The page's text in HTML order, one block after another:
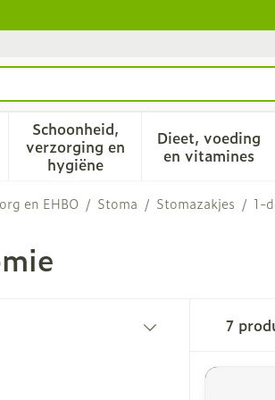
categorie...
Schoonheid,
verzorging en
hygiëne
Toon submenu voor
Dieet, voeding
en vitamines
Toon
en EHBO / Stoma / Stomazakjes / 1-
7